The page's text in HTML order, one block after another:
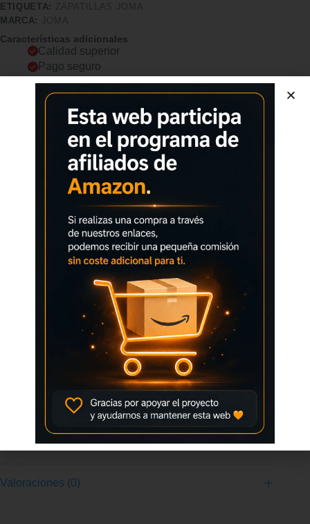
ETIQUETA:
MARCA:
Características adicionales
Calidad superior
Pago seguro
Satisfacción garantizada
Devolución garantizada
Comprar los productos más vendidos en tiendas online
Joma Rvicts2501 SneakersMen Zapatillas de correr para
hombre. Las zapatillas Victory son muy cómodas y te permiten
disfrutar al máximo de los entrenamientos. Uso recomendado
para corredores de ritmo suave. Corte confeccionado con malla
rematada en un elegante Jacquard personalizado con
estampado. El sistema de ventilación VTS expulsa el sudor
para que el pie se mantenga a una temperatura constante.
Sistema de ajuste termosellado JOMA SPORTECH en el
cordón. Nueva mediasuela más ligera y con mayor capacidad
de absorción de impactos. Su construcción en phylon, un
material ligero, funcional y flexible, ofrece un uso cómodo
durante los entrenamientos. Suela de goma de alta calidad
DURABILIDAD y resistencia a la abrasión sobre asfalto. Fecha
de primera disponibilidad ‏ : ‎ 29 de agosto de 2024 Fabricante ‏ :
más vendidos: 45,353 en Moda (Ver el Top 100 en Moda) 1,035
en Zapatillas deportivas de moda para hombre Comentarios de
clientes: 4.1 4.1 de 5 estrellas 5 calificaciones
Información adicional
Valoraciones (0)